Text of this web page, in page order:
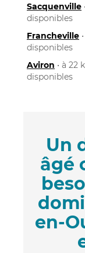
Sacquenville
disponibles
Francheville
disponibles
Aviron • à 22
disponibles
Un
âgé
en-